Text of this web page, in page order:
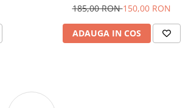
185,00 RON150,00 RON
ADAUGA IN COS